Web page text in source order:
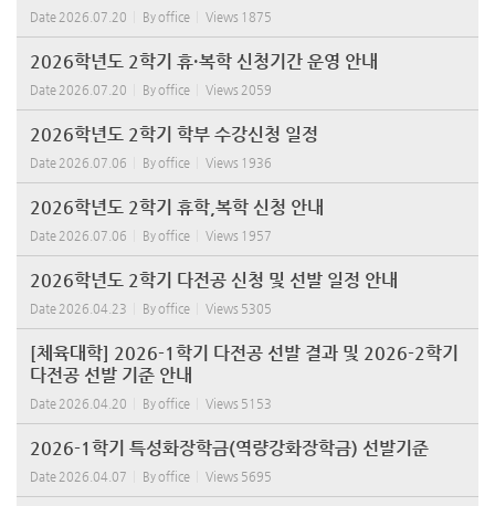
Date 2026.07.20 Byoffice Views 1875
2026학년도 2학기 휴·복학 신청기간 운영 안내
Date 2026.07.20 Byoffice Views 2059
2026학년도 2학기 학부 수강신청 일정
Date 2026.07.06 Byoffice Views 1936
2026학년도 2학기 휴학,복학 신청 안내
Date 2026.07.06 Byoffice Views 1957
2026학년도 2학기 다전공 신청 및 선발 일정 안내
Date 2026.04.23 Byoffice Views 5305
[체육대학] 2026-1학기 다전공 선발 결과 및 2026-2학기
다전공 선발 기준 안내
Date 2026.04.20 Byoffice Views 5153
2026-1학기 특성화장학금(역량강화장학금) 선발기준
Date 2026.04.07 Byoffice Views 5695